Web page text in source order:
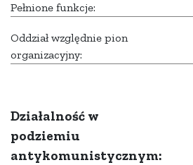
Pełnione funkcje:
Oddział względnie pion
organizacyjny:
Działalność w
podziemiu
antykomunistycznym: